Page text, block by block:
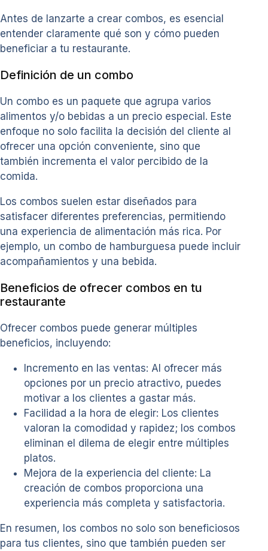
Antes de lanzarte a crear combos, es esencial
entender claramente qué son y cómo pueden
beneficiar a tu restaurante.
Definición de un combo
Un combo es un paquete que agrupa varios
alimentos y/o bebidas a un precio especial. Este
enfoque no solo facilita la decisión del cliente al
ofrecer una opción conveniente, sino que
también incrementa el valor percibido de la
comida.
Los combos suelen estar diseñados para
satisfacer diferentes preferencias, permitiendo
una experiencia de alimentación más rica. Por
ejemplo, un combo de hamburguesa puede incluir
acompañamientos y una bebida.
Beneficios de ofrecer combos en tu
restaurante
Ofrecer combos puede generar múltiples
beneficios, incluyendo:
Incremento en las ventas: Al ofrecer más
opciones por un precio atractivo, puedes
motivar a los clientes a gastar más.
Facilidad a la hora de elegir: Los clientes
valoran la comodidad y rapidez; los combos
eliminan el dilema de elegir entre múltiples
platos.
Mejora de la experiencia del cliente: La
creación de combos proporciona una
experiencia más completa y satisfactoria.
En resumen, los combos no solo son beneficiosos
para tus clientes, sino que también pueden ser